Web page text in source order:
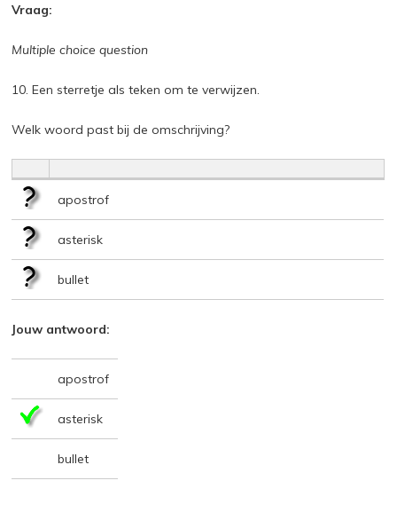
Vraag:
Multiple choice question
10. Een sterretje als teken om te verwijzen.
Welk woord past bij de omschrijving?
apostrof
asterisk
bullet
Jouw antwoord:
apostrof
asterisk
bullet